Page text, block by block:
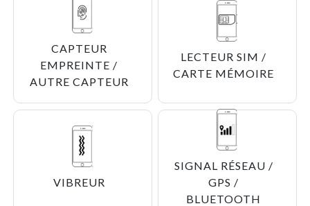
CAPTEUR
EMPREINTE /
AUTRE CAPTEUR
LECTEUR SIM /
CARTE MÉMOIRE
VIBREUR
SIGNAL RÉSEAU /
GPS /
BLUETOOTH